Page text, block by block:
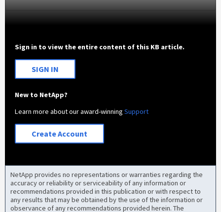
Sign in to view the entire content of this KB article.
SIGN IN
New to NetApp?
Learn more about our award-winningSupport
Create Account
NetApp provides no representations or warranties regarding the
accuracy or reliability or serviceability of any information or
recommendations provided in this publication or with respect to
any results that may be obtained by the use of the information or
observance of any recommendations provided herein. The